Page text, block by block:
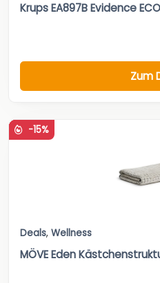
Krups EA897B Evidence
Zum
-15%
Deals, Wellness
MÖVE Eden